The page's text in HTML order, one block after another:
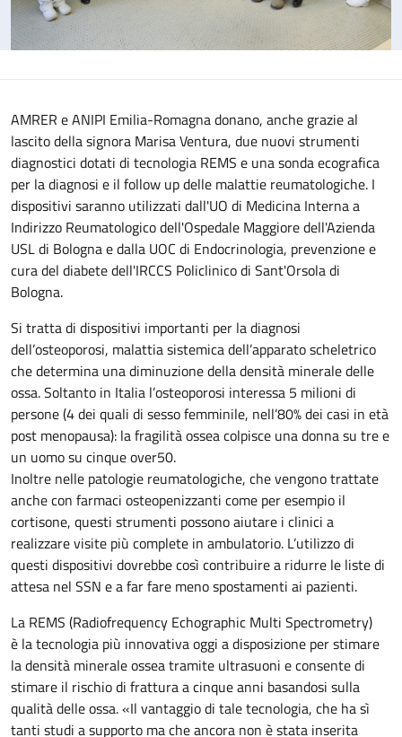
AMRER e ANIPI Emilia-Romagna donano, anche grazie al
lascito della signora Marisa Ventura, due nuovi strumenti
diagnostici dotati di tecnologia REMS e una sonda ecografica
per la diagnosi e il follow up delle malattie reumatologiche. I
dispositivi saranno utilizzati dall'UO di Medicina Interna a
Indirizzo Reumatologico dell'Ospedale Maggiore dell'Azienda
USL di Bologna e dalla UOC di Endocrinologia, prevenzione e
cura del diabete dell'IRCCS Policlinico di Sant'Orsola di
Bologna.
Si tratta di dispositivi importanti per la diagnosi
dell’osteoporosi, malattia sistemica dell’apparato scheletrico
che determina una diminuzione della densità minerale delle
ossa. Soltanto in Italia l’osteoporosi interessa 5 milioni di
persone (4 dei quali di sesso femminile, nell’80% dei casi in età
post menopausa): la fragilità ossea colpisce una donna su tre e
un uomo su cinque over50.
Inoltre nelle patologie reumatologiche, che vengono trattate
anche con farmaci osteopenizzanti come per esempio il
cortisone, questi strumenti possono aiutare i clinici a
realizzare visite più complete in ambulatorio. L’utilizzo di
questi dispositivi dovrebbe così contribuire a ridurre le liste di
attesa nel SSN e a far fare meno spostamenti ai pazienti.
La REMS (Radiofrequency Echographic Multi Spectrometry)
è la tecnologia più innovativa oggi a disposizione per stimare
la densità minerale ossea tramite ultrasuoni e consente di
stimare il rischio di frattura a cinque anni basandosi sulla
qualità delle ossa. «Il vantaggio di tale tecnologia, che ha sì
tanti studi a supporto ma che ancora non è stata inserita